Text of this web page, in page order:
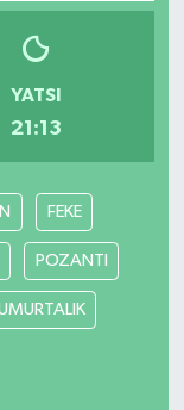
YATSI
21:13
FEKE
POZANTI